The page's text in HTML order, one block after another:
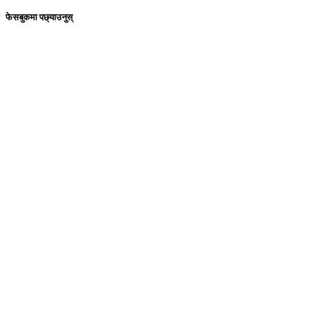
फेसबुकमा पछ्याउनुस्